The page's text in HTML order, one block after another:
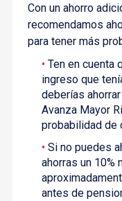
Con un ahorro
recomendamos
para tener más
Ten en cuenta
ingreso que
deberías
Avanza Mayor
probabilidad de
Si no puedes
ahorras un 10%
antes de